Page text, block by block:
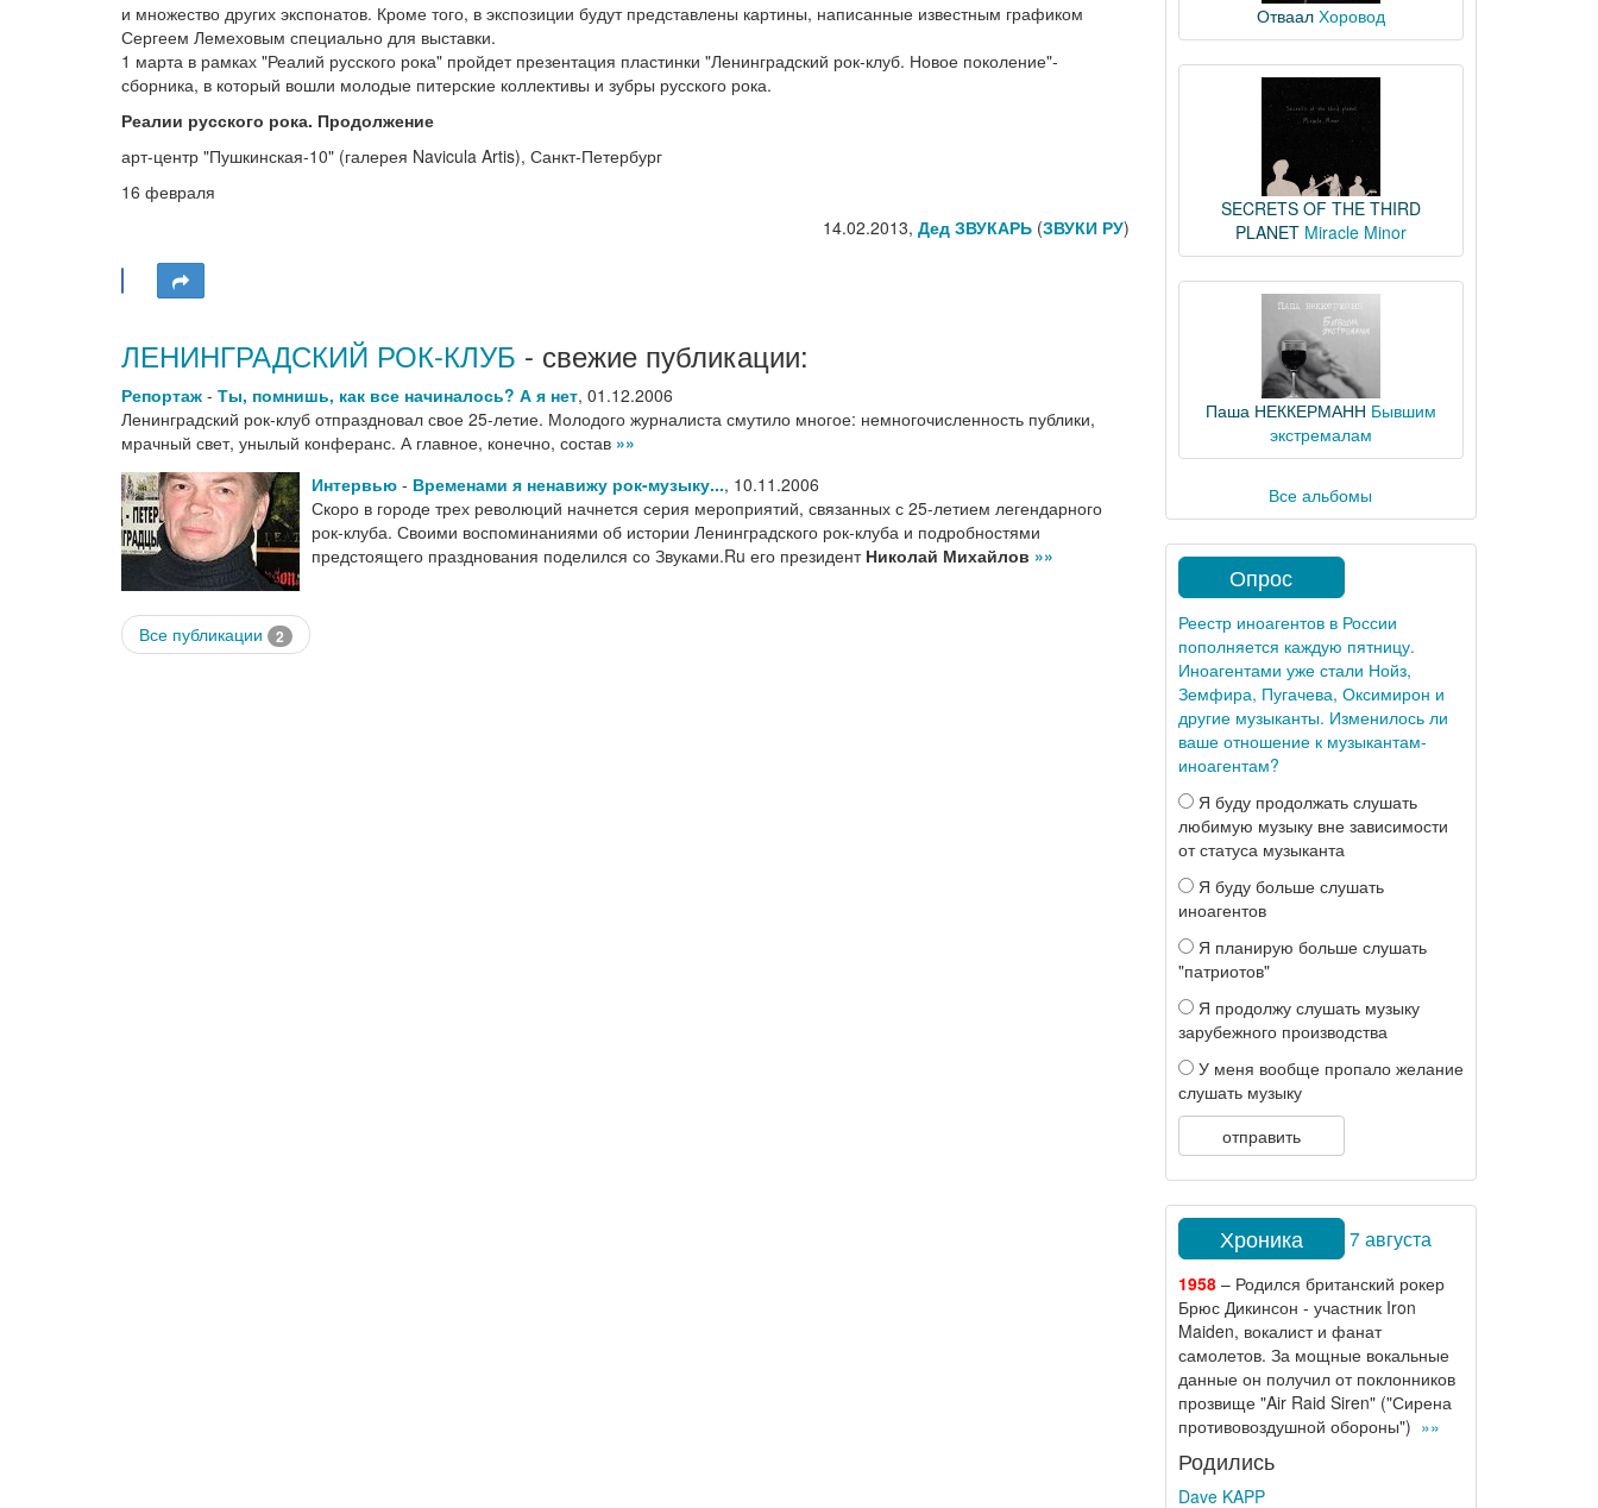
и множество других экспонатов. Кроме того, в экспозиции будут представлены картины, написанные известным графиком
Сергеем Лемеховым специально для выставки.
1 марта в рамках "Реалий русского рока" пройдет презентация пластинки "Ленинградский рок-клуб. Новое поколение"-
сборника, в который вошли молодые питерские коллективы и зубры русского рока.
Реалии русского рока. Продолжение
арт-центр "Пушкинская-10" (галерея Navicula Artis), Санкт-Петербург
16 февраля
14.02.2013, Дед ЗВУКАРЬ(ЗВУКИ РУ)
ЛЕНИНГРАДСКИЙ РОК-КЛУБ - свежие публикации:
Репортаж - Ты, помнишь, как все начиналось? А я нет, 01.12.2006
Ленинградский рок-клуб отпраздновал свое 25-летие. Молодого журналиста смутило многое: немногочисленность публики,
мрачный свет, унылый конферанс. А главное, конечно, состав »»
Интервью - Временами я ненавижу рок-музыку..., 10.11.2006
Скоро в городе трех революций начнется серия мероприятий, связанных с 25-летием легендарного
рок-клуба. Своими воспоминаниями об истории Ленинградского рок-клуба и подробностями
предстоящего празднования поделился со Звуками.Ru его президент Николай Михайлов »»
Все публикации 2
Отваал Хоровод
SECRETS OF THE THIRD
PLANET Miracle Minor
Паша НЕККЕРМАНН Бывшим
экстремалам
Все альбомы
Опрос
Реестр иноагентов в России
пополняется каждую пятницу.
Иноагентами уже стали Нойз,
Земфира, Пугачева, Оксимирон и
другие музыканты. Изменилось ли
ваше отношение к музыкантам-
иноагентам?
Я буду продолжать слушать
любимую музыку вне зависимости
от статуса музыканта
Я буду больше слушать
иноагентов
Я планирую больше слушать
"патриотов"
Я продолжу слушать музыку
зарубежного производства
У меня вообще пропало желание
слушать музыку
отправить
Хроника 7 августа
1958– Родился британский рокер
Брюс Дикинсон - участник Iron
Maiden, вокалист и фанат
самолетов. За мощные вокальные
данные он получил от поклонников
прозвище "Air Raid Siren" ("Сирена
противовоздушной обороны") »»
Родились
Dave KAPP